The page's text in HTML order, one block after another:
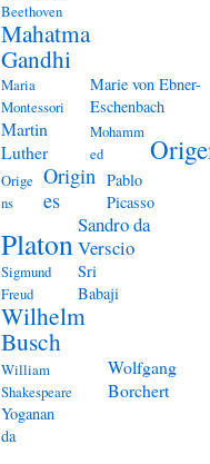
Beethoven
Mahatma
Gandhi
Maria
Montessori
Marie von Ebner-
Eschenbach
Martin
Luther
Mohamm
ed
Orige
ns
Origin
es
Pablo
Picasso
Platon
Sandro da
Verscio
Sigmund
Freud
Sri
Babaji
Wilhelm
Busch
William
Shakespeare
Wolfgang
Borchert
Yoganan
da